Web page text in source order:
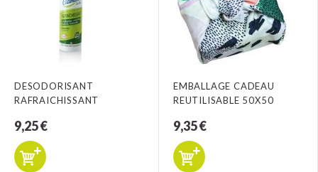
DESODORISANT
RAFRAICHISSANT
9,25 €
EMBALLAGE CADEAU
REUTILISABLE 50X50
9,35 €